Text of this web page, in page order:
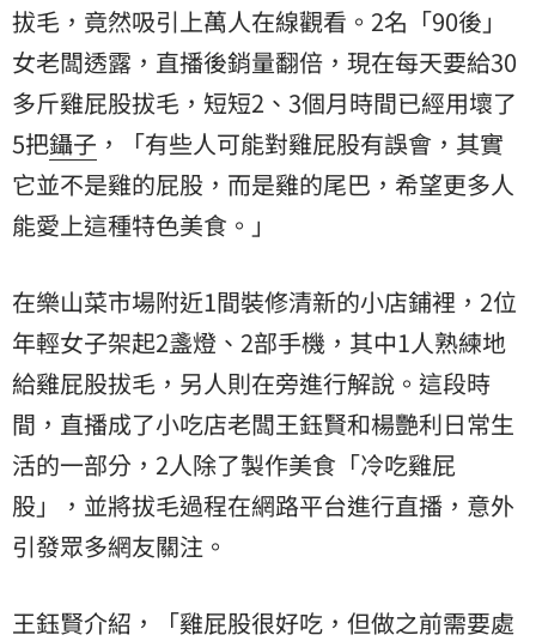
拔毛，竟然吸引上萬人在線觀看。2名「90後」
女老闆透露，直播後銷量翻倍，現在每天要給30
多斤雞屁股拔毛，短短2、3個月時間已經用壞了
5把鑷子 ，「有些人可能對雞屁股有誤會，其實
它並不是雞的屁股，而是雞的尾巴，希望更多人
能愛上這種特色美食。」
在樂山菜市場附近1間裝修清新的小店鋪裡，2位
年輕女子架起2盞燈、2部手機，其中1人熟練地
給雞屁股拔毛，另人則在旁進行解說。這段時
間，直播成了小吃店老闆王鈺賢和楊艷利日常生
活的一部分，2人除了製作美食「冷吃雞屁
股」，並將拔毛過程在網路平台進行直播，意外
引發眾多網友關注。
王鈺賢介紹，「雞屁股很好吃，但做之前需要處